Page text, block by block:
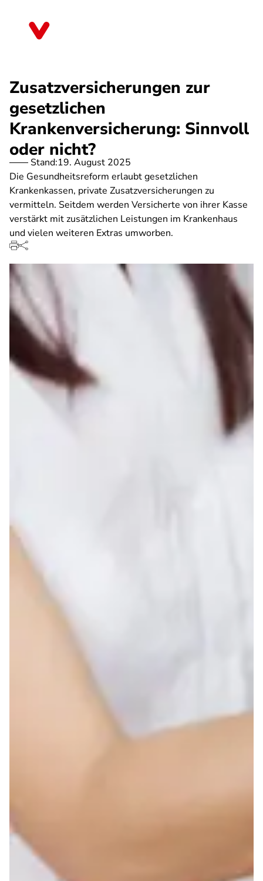
Zusatzversicherungen zur
gesetzlichen
Krankenversicherung: Sinnvoll
oder nicht?
Stand:19. August 2025
Die Gesundheitsreform erlaubt gesetzlichen
Krankenkassen, private Zusatzversicherungen zu
vermitteln. Seitdem werden Versicherte von ihrer Kasse
verstärkt mit zusätzlichen Leistungen im Krankenhaus
und vielen weiteren Extras umworben.